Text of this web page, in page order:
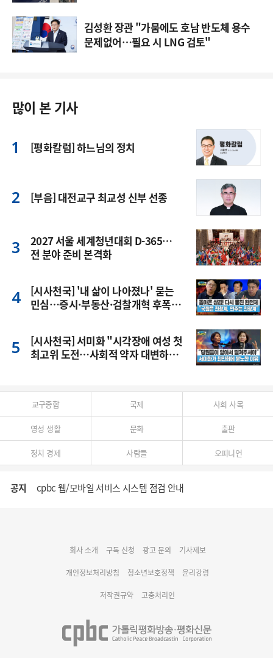
김성환 장관 "가뭄에도 호남 반도체 용수
문제없어…필요 시 LNG 검토"
많이 본 기사
[평화칼럼] 하느님의 정치
[부음] 대전교구 최교성 신부 선종
2027 서울 세계청년대회 D-365…
전 분야 준비 본격화
[시사천국] '내 삶이 나아졌나' 묻는
민심…증시·부동산·검찰개혁 후폭
[시사천국] 서미화 "시각장애 여성 첫
최고위 도전…사회적 약자 대변하겠
교구종합 국제 사회 사목
영성 생활 문화 출판
정치 경제 사람들 오피니언
공지 cpbc 웹/모바일 서비스 시스템 점검 안내
명동 미디어큐브 & 1898 미디어월 공모전 수상작 발표
회사 소개 구독 신청 광고 문의 기사제보
개인정보처리방침 청소년보호정책 윤리강령
저작권규약 고충처리인